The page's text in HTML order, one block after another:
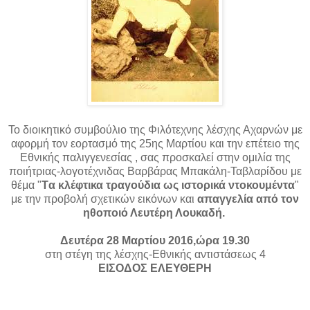
Το διοικητικό συμβούλιο της Φιλότεχνης λέσχης Αχαρνών με
αφορμή τον εορτασμό της 25ης Μαρτίου και την επέτειο της
Εθνικής παλιγγενεσίας , σας προσκαλεί στην ομιλία της
ποιήτριας-λογοτέχνιδας Βαρβάρας Μπακάλη-Ταβλαρίδου με
θέμα "Tα κλέφτικα τραγούδια ως ιστορικά ντοκουμέντα"
με την προβολή σχετικών εικόνων και απαγγελία από τον
ηθοποιό Λευτέρη Λουκαδή.
Δευτέρα 28 Μαρτίου 2016,ώρα 19.30
στη στέγη της λέσχης-Εθνικής αντιστάσεως 4
ΕΙΣΟΔΟΣ ΕΛΕΥΘΕΡΗ